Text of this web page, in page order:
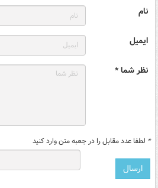
نام
ایمیل
نظر شما *
* لطفا عدد مقابل را در جعبه متن وارد کنید